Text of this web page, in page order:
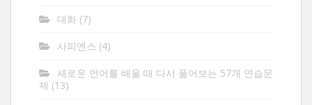
대화 (7)
사피엔스 (4)
새로운 언어를 배울 때 다시 풀어보는 57개 연습문
제 (13)